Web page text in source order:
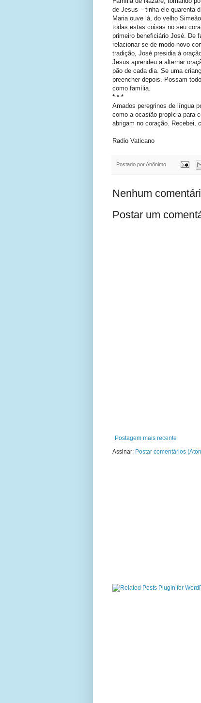
de Jesus – tinha ele quarenta
Maria ouve lá, do velho
todas estas coisas no seu
primeiro beneficiário José. De
relacionar-se de modo novo
tradição, José presidia à
Jesus aprendeu a alternar
pão de cada dia. Se uma
preencher depois. Possam
como família.
* * *
Amados peregrinos de língua
como a ocasião propícia para
abrigam no coração. Recebei,
Radio Vaticano
Postado porAnônimo
Nenhum
Postar um
Postagem mais recente
Assinar: Postar comentários